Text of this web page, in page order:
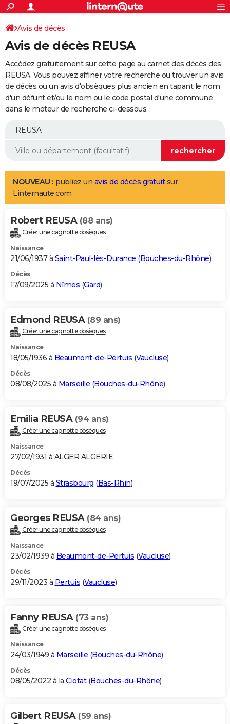
ACTUALITÉS
Politique
Société
Faits Divers
Education
Monde
Villes
+
SPORT
Coupe du monde 2026
Football
Tennis
Cyclisme
Rugby
Forum
Programme TV
TNT
Streaming
Cinéma
Sorties cinéma
Musique
+
FINANCE
Retraite
Impôts
Epargne
Immobilier
Risques naturels par ville
Banque
Assurance
Crédit
AUTO
Essais
Réserver un essai
Citadines
Berlines
SUV
Forum auto
+
Mobiles
Meilleur smartphone
Internet
Ordinateurs
Jeux vidéo
Guide high-tech
Aménagement intérieur
LIFESTYLE
Art de vivre
Bien-être
Loisirs
Mode
Modes de vie
Alimentation
Guide de la santé
Maladies
Médicaments
Sommeil
VOYAGE
Destinations
City break
Voyage nature
Voyage de noces
Forum
Climat
+PHOTO
GUIDES D'ACHAT
BONS PLANS
Carte de Noël
Carte Bonne année
Carte Saint-Valentin
Carte Pâques
Carte d'anniversaire
DICTIONNAIRE
Dictionnaire
Biographies
Citations
Expressions
Proverbes
PROGRAMME TV
S'inscrire
Se connecter
Lycées
Collèges
Primaires
Universités
Entreprises
Service militaire
Avis de recherche
AVIS DE DÉCÈS
Bricolage
Lifestyle
Culture
Sport
Auto
Television
Voyage
Cinema
Avis de décès
Avis de décès REUSA
Accédez gratuitement sur cette page au carnet des décès des
REUSA. Vous pouvez affiner votre recherche ou trouver un avis
de décès ou un avis d'obsèques plus ancien en tapant le nom
d'un défunt et/ou le nom ou le code postal d'une commune
dans le moteur de recherche ci-dessous.
NOUVEAU : publiez un avis de décès gratuitsur
Linternaute.com
Robert REUSA (88 ans)
Créer une cagnotte obsèques
Naissance
21/06/1937 à Saint-Paul-lès-Durance (Bouches-du-Rhône)
Décès
17/09/2025 à Nîmes (Gard)
Edmond REUSA (89 ans)
Créer une cagnotte obsèques
Naissance
18/05/1936 à Beaumont-de-Pertuis (Vaucluse)
Décès
08/08/2025 à Marseille (Bouches-du-Rhône)
Emilia REUSA (94 ans)
Créer une cagnotte obsèques
Naissance
27/02/1931 à ALGER ALGERIE
Décès
19/07/2025 à Strasbourg (Bas-Rhin)
Georges REUSA (84 ans)
Créer une cagnotte obsèques
Naissance
23/02/1939 à Beaumont-de-Pertuis (Vaucluse)
Décès
29/11/2023 à Pertuis (Vaucluse)
Fanny REUSA (73 ans)
Créer une cagnotte obsèques
Naissance
24/03/1949 à Marseille (Bouches-du-Rhône)
Décès
08/05/2022 à la Ciotat(Bouches-du-Rhône)
Gilbert REUSA (59 ans)